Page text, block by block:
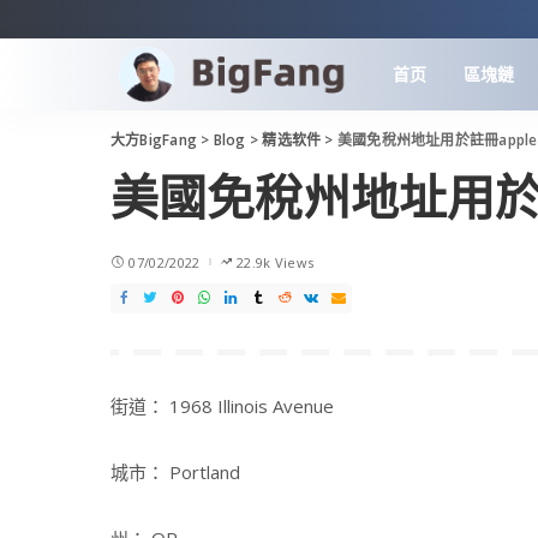
首页 區塊鏈
大方BigFang > Blog >精选软件 > 美國免稅州地址用於註冊
美國免稅州地址用
07/02/2022 22.9k Views
街道： 1968 Illinois Avenue
城市： Portland